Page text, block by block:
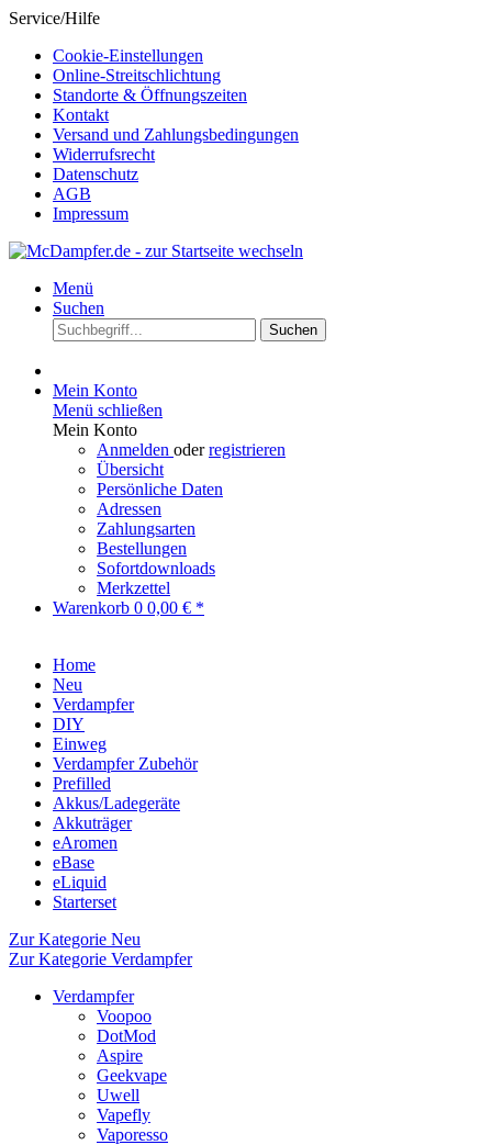
Service/Hilfe
Cookie-Einstellungen
Online-Streitschlichtung
Standorte & Öffnungszeiten
Kontakt
Versand und Zahlungsbedingungen
Widerrufsrecht
Datenschutz
AGB
Impressum
Menü
Suchen
Suchen
Mein Konto
Menü schließen
Mein Konto
Anmelden oderregistrieren
Übersicht
Persönliche Daten
Adressen
Zahlungsarten
Bestellungen
Sofortdownloads
Merkzettel
Warenkorb 0 0,00 € *
Home
Neu
Verdampfer
DIY
Einweg
Verdampfer Zubehör
Prefilled
Akkus/Ladegeräte
Akkuträger
eAromen
eBase
eLiquid
Starterset
Zur Kategorie Neu
Zur Kategorie Verdampfer
Verdampfer
Voopoo
DotMod
Aspire
Geekvape
Uwell
Vapefly
Vaporesso